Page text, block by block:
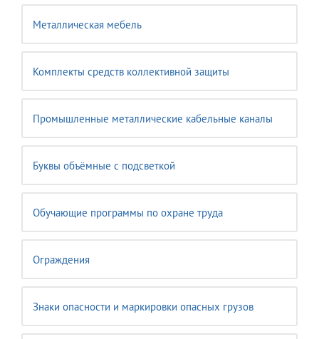
Металлическая мебель
Комплекты средств коллективной защиты
Промышленные металлические кабельные каналы
Буквы объёмные с подсветкой
Обучающие программы по охране труда
Ограждения
Знаки опасности и маркировки опасных грузов